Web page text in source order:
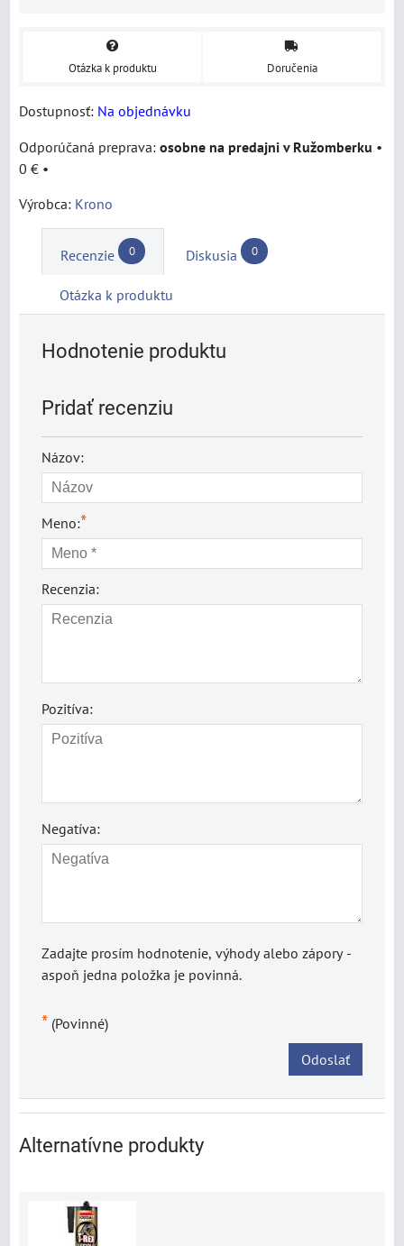
Otázka k produktu Doručenia
Dostupnosť: Na objednávku
osobne na predajni v Ružomberku •
0 € •
Výrobca: Krono
Recenzie 0 Diskusia 0
Otázka k produktu
Hodnotenie produktu
Pridať recenziu
Názov:
Meno:*
Recenzia:
Pozitíva:
Negatíva:
Zadajte prosím hodnotenie, výhody alebo zápory -
aspoň jedna položka je povinná.
* (Povinné)
Odoslať
Alternatívne produkty